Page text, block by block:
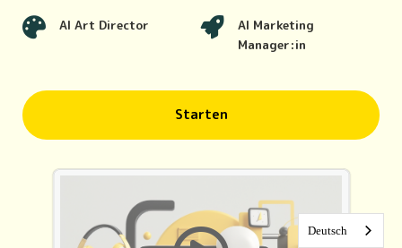
AI Art Director
AI Marketing
Manager:in
Starten
Deutsch